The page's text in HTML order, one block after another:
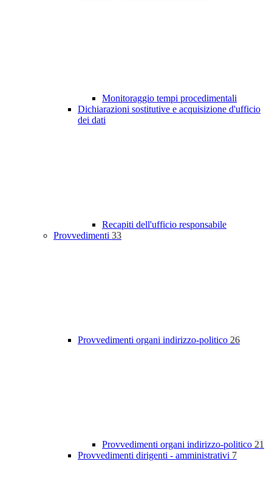
Monitoraggio tempi procedimentali
Dichiarazioni sostitutive e acquisizione d'ufficio
dei dati
Recapiti dell'ufficio responsabile
Provvedimenti 33
Provvedimenti organi indirizzo-politico 26
Provvedimenti organi indirizzo-politico 21
Provvedimenti dirigenti - amministrativi 7